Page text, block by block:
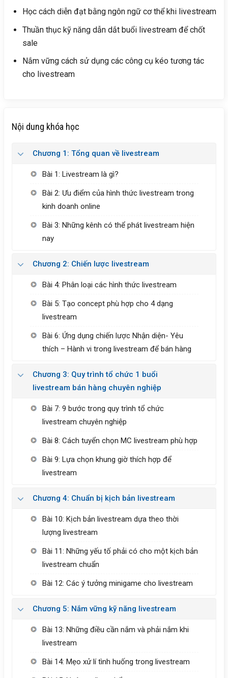
Học cách diễn đạt bằng ngôn ngữ cơ thể khi livestream
Thuần thục kỹ năng dẫn dắt buổi livestream để chốt
sale
Nắm vững cách sử dụng các công cụ kéo tương tác
cho livestream
Nội dung khóa học
Chương 1: Tổng quan về livestream
Bài 1: Livestream là gì?
Bài 2: Ưu điểm của hình thức livestream trong
kinh doanh online
Bài 3: Những kênh có thể phát livestream hiện
nay
Chương 2: Chiến lược livestream
Bài 4: Phân loại các hình thức livestream
Bài 5: Tạo concept phù hợp cho 4 dạng
livestream
Bài 6: Ứng dụng chiến lược Nhận diện- Yêu
thích – Hành vi trong livestream để bán hàng
Chương 3: Quy trình tổ chức 1 buổi
livestream bán hàng chuyên nghiệp
Bài 7: 9 bước trong quy trình tổ chức
livestream chuyên nghiệp
Bài 8: Cách tuyển chọn MC livestream phù hợp
Bài 9: Lựa chọn khung giờ thích hợp để
livestream
Chương 4: Chuẩn bị kịch bản livestream
Bài 10: Kịch bản livestream dựa theo thời
lượng livestream
Bài 11: Những yếu tố phải có cho một kịch bản
livestream chuẩn
Bài 12: Các ý tưởng minigame cho livestream
Chương 5: Nắm vững kỹ năng livestream
Bài 13: Những điều cần nắm và phải nắm khi
livestream
Bài 14: Mẹo xử lí tình huống trong livestream